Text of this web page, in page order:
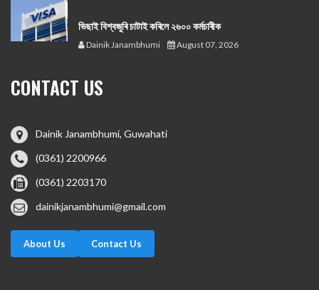
ভিছাই বিশ্বজুৰি চাটাই কৰিলে ২৬০০ কৰ্মচাৰীক
Dainik Janambhumi August 07, 2026
CONTACT US
Dainik Janambhumi, Guwahati
(0361) 2200966
(0361) 2203170
dainikjanambhumi@gmail.com
About Us Contact Us